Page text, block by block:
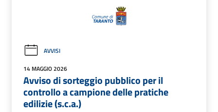
AVVISI
14 MAGGIO 2026
Avviso di sorteggio pubblico per il
controllo a campione delle pratiche
edilizie (s.c.a.)